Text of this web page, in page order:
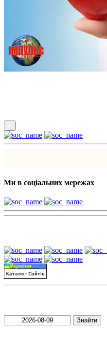
Ми в соціальних мережах
Знайти